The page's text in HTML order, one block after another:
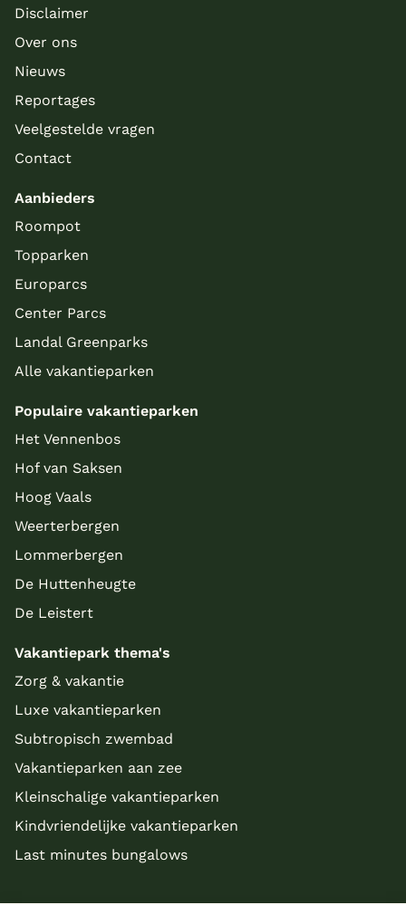
Disclaimer
Over ons
Nieuws
Reportages
Veelgestelde vragen
Contact
Aanbieders
Roompot
Topparken
Europarcs
Center Parcs
Landal Greenparks
Alle vakantieparken
Populaire vakantieparken
Het Vennenbos
Hof van Saksen
Hoog Vaals
Weerterbergen
Lommerbergen
De Huttenheugte
De Leistert
Vakantiepark thema's
Zorg & vakantie
Luxe vakantieparken
Subtropisch zwembad
Vakantieparken aan zee
Kleinschalige vakantieparken
Kindvriendelijke vakantieparken
Last minutes bungalows